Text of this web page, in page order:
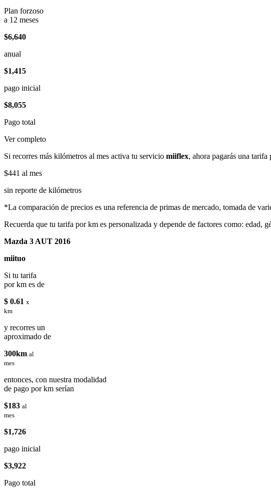
Plan forzoso
a 12 meses
$6,640
anual
$1,415
pago inicial
$8,055
Pago total
Ver completo
Si recorres más kilómetros al mes activa tu servicio miiflex, ahora pagarás una tarifa
$441 al mes
sin reporte de kilómetros
*La comparación de precios es una referencia de primas de mercado, tomada de
Recuerda que tu tarifa por km es personalizada y depende de factores como:
Mazda 3 AUT 2016
miituo
Si tu tarifa
por km es de
$ 0.61 x
km
y recorres un
aproximado de
300km al
mes
entonces, con nuestra modalidad
de pago por km serían
$183 al
mes
$1,726
pago inicial
$3,922
Pago total